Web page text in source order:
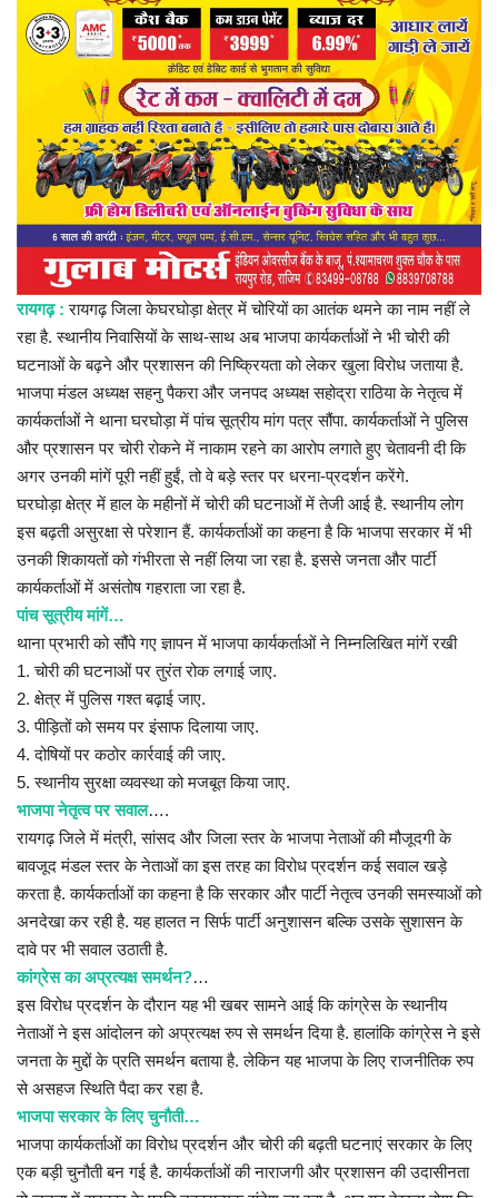
मैगज़ीन की लेख
प्रमुख खबर
हेल्थ
Language
English hindi
रायगढ़ : रायगढ़ जिला केघरघोड़ा क्षेत्र में चोरियों का आतंक थमने का नाम नहीं ले
रहा है. स्थानीय निवासियों के साथ-साथ अब भाजपा कार्यकर्ताओं ने भी चोरी की
घटनाओं के बढ़ने और प्रशासन की निष्क्रियता को लेकर खुला विरोध जताया है.
भाजपा मंडल अध्यक्ष सहनु पैकरा और जनपद अध्यक्ष सहोद्रा राठिया के नेतृत्व में
कार्यकर्ताओं ने थाना घरघोड़ा में पांच सूत्रीय मांग पत्र सौंपा. कार्यकर्ताओं ने पुलिस
और प्रशासन पर चोरी रोकने में नाकाम रहने का आरोप लगाते हुए चेतावनी दी कि
अगर उनकी मांगें पूरी नहीं हुईं, तो वे बड़े स्तर पर धरना-प्रदर्शन करेंगे.
घरघोड़ा क्षेत्र में हाल के महीनों में चोरी की घटनाओं में तेजी आई है. स्थानीय लोग
इस बढ़ती असुरक्षा से परेशान हैं. कार्यकर्ताओं का कहना है कि भाजपा सरकार में भी
उनकी शिकायतों को गंभीरता से नहीं लिया जा रहा है. इससे जनता और पार्टी
कार्यकर्ताओं में असंतोष गहराता जा रहा है.
पांच सूत्रीय मांगें…
थाना प्रभारी को सौंपे गए ज्ञापन में भाजपा कार्यकर्ताओं ने निम्नलिखित मांगें रखी
1. चोरी की घटनाओं पर तुरंत रोक लगाई जाए.
2. क्षेत्र में पुलिस गश्त बढ़ाई जाए.
3. पीड़ितों को समय पर इंसाफ दिलाया जाए.
4. दोषियों पर कठोर कार्रवाई की जाए.
5. स्थानीय सुरक्षा व्यवस्था को मजबूत किया जाए.
भाजपा नेतृत्व पर सवाल….
रायगढ़ जिले में मंत्री, सांसद और जिला स्तर के भाजपा नेताओं की मौजूदगी के
बावजूद मंडल स्तर के नेताओं का इस तरह का विरोध प्रदर्शन कई सवाल खड़े
करता है. कार्यकर्ताओं का कहना है कि सरकार और पार्टी नेतृत्व उनकी समस्याओं को
अनदेखा कर रही है. यह हालत न सिर्फ पार्टी अनुशासन बल्कि उसके सुशासन के
दावे पर भी सवाल उठाती है.
कांग्रेस का अप्रत्यक्ष समर्थन?…
इस विरोध प्रदर्शन के दौरान यह भी खबर सामने आई कि कांग्रेस के स्थानीय
नेताओं ने इस आंदोलन को अप्रत्यक्ष रुप से समर्थन दिया है. हालांकि कांग्रेस ने इसे
जनता के मुद्दों के प्रति समर्थन बताया है. लेकिन यह भाजपा के लिए राजनीतिक रुप
से असहज स्थिति पैदा कर रहा है.
भाजपा सरकार के लिए चुनौती…
भाजपा कार्यकर्ताओं का विरोध प्रदर्शन और चोरी की बढ़ती घटनाएं सरकार के लिए
एक बड़ी चुनौती बन गई है. कार्यकर्ताओं की नाराजगी और प्रशासन की उदासीनता